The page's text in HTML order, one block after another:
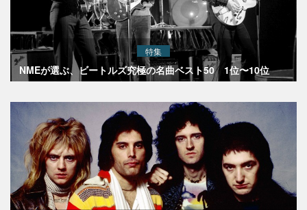
特集
NMEが選ぶ、ビートルズ究極の名曲ベスト50 1位〜10位